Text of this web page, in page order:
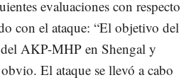
evaluaciones con respecto
con el ataque: “El objetivo del
del AKP-MHP en Shengal y
El ataque se llevó a cabo